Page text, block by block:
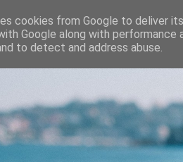
cookies from Google to deliver
Google along with
to detect and address abuse.